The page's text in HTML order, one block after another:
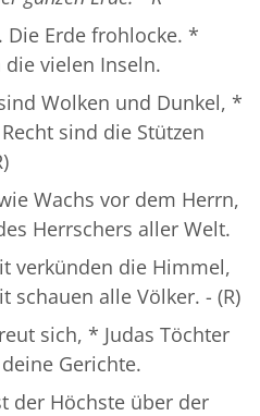
Die Erde frohlocke. *
vielen Inseln.
Wolken und Dunkel, *
sind die Stützen
Wachs vor dem Herrn,
Herrschers aller Welt.
verkünden die Himmel,
schauen alle Völker. - (R)
sich, * Judas Töchter
Gerichte.
der Höchste über der